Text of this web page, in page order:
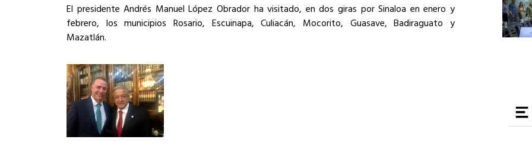
El presidente Andrés Manuel López Obrador ha visitado, en dos giras por Sinaloa en enero y
febrero, los municipios Rosario, Escuinapa, Culiacán, Mocorito, Guasave, Badiraguato y
Mazatlán.